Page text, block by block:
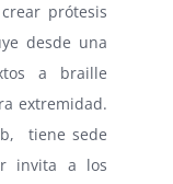
prótesis
desde una
a braille
extremidad.
tiene sede
invita a los